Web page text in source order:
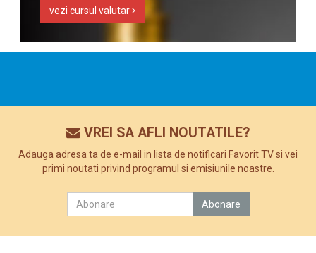
vezi cursul valutar
VREI SA AFLI NOUTATILE?
Adauga adresa ta de e-mail in lista de notificari Favorit TV si vei
primi noutati privind programul si emisiunile noastre.